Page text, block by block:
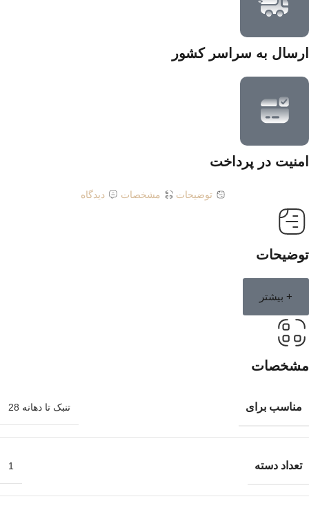
ارسال به سراسر کشور
امنیت در پرداخت
توضیحات مشخصات دیدگاه
توضیحات
+ بیشتر
مشخصات
مناسب برای تنبک تا دهانه 28
تعداد دسته 1